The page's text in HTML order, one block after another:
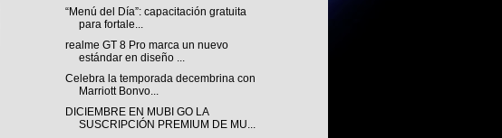
“Menú del Día”: capacitación gratuita
para fortale...
realme GT 8 Pro marca un nuevo
estándar en diseño ...
Celebra la temporada decembrina con
Marriott Bonvo...
DICIEMBRE EN MUBI GO LA
SUSCRIPCIÓN PREMIUM DE MU...